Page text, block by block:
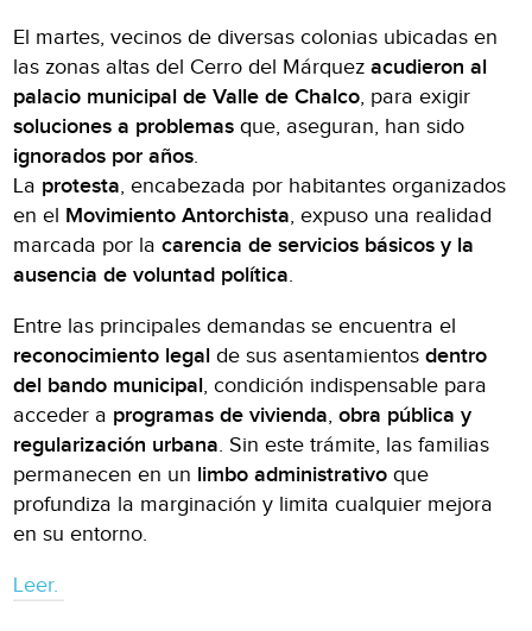
El martes, vecinos de diversas colonias ubicadas en
las zonas altas del Cerro del Márquezacudieron al
palacio municipal de Valle de Chalco, para exigir
soluciones a problemas que, aseguran, han sido
ignorados por años.
La protesta, encabezada por habitantes organizados
en el Movimiento Antorchista, expuso una realidad
marcada por lacarencia de servicios básicos y la
ausencia de voluntad política.
Entre las principales demandas se encuentra el
reconocimiento legal de sus asentamientosdentro
del bando municipal, condición indispensable para
acceder a programas de vivienda,obra pública y
regularización urbana. Sin este trámite, las familias
permanecen en un limbo administrativo que
profundiza la marginación y limita cualquier mejora
en su entorno.
Leer.